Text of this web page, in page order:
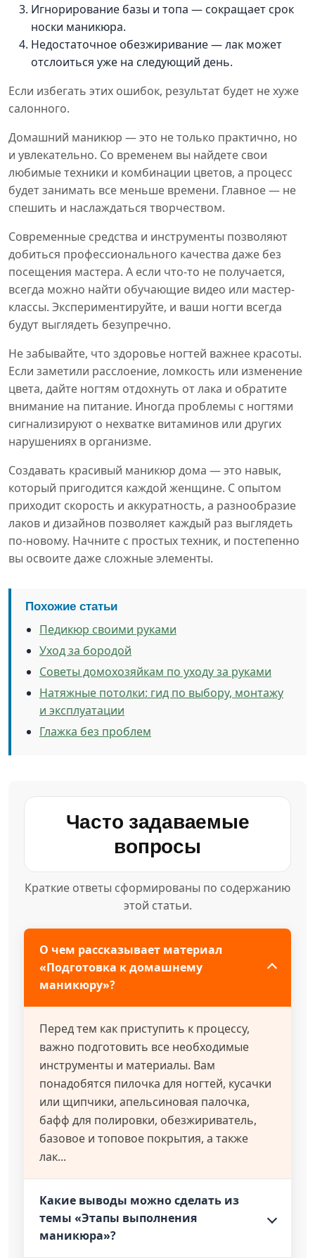
Игнорирование базы и топа — сокращает срок
носки маникюра.
Недостаточное обезжиривание — лак может
отслоиться уже на следующий день.
Если избегать этих ошибок, результат будет не хуже
салонного.
Домашний маникюр — это не только практично, но
и увлекательно. Со временем вы найдете свои
любимые техники и комбинации цветов, а процесс
будет занимать все меньше времени. Главное — не
спешить и наслаждаться творчеством.
Современные средства и инструменты позволяют
добиться профессионального качества даже без
посещения мастера. А если что-то не получается,
всегда можно найти обучающие видео или мастер-
классы. Экспериментируйте, и ваши ногти всегда
будут выглядеть безупречно.
Не забывайте, что здоровье ногтей важнее красоты.
Если заметили расслоение, ломкость или изменение
цвета, дайте ногтям отдохнуть от лака и обратите
внимание на питание. Иногда проблемы с ногтями
сигнализируют о нехватке витаминов или других
нарушениях в организме.
Создавать красивый маникюр дома — это навык,
который пригодится каждой женщине. С опытом
приходит скорость и аккуратность, а разнообразие
лаков и дизайнов позволяет каждый раз выглядеть
по-новому. Начните с простых техник, и постепенно
вы освоите даже сложные элементы.
Похожие статьи
Педикюр своими руками
Уход за бородой
Советы домохозяйкам по уходу за руками
Натяжные потолки: гид по выбору, монтажу
и эксплуатации
Глажка без проблем
Часто задаваемые
вопросы
Краткие ответы сформированы по содержанию
этой статьи.
О чем рассказывает материал
«Подготовка к домашнему
маникюру»?
Перед тем как приступить к процессу,
важно подготовить все необходимые
инструменты и материалы. Вам
понадобятся пилочка для ногтей, кусачки
или щипчики, апельсиновая палочка,
бафф для полировки, обезжириватель,
базовое и топовое покрытия, а также
лак...
Какие выводы можно сделать из
темы «Этапы выполнения
маникюра»?